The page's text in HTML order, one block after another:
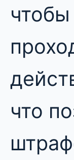
что